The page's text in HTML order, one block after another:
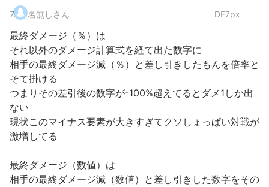
7. 名無しさん DF7px
最終ダメージ（％）は
それ以外のダメージ計算式を経て出た数字に
相手の最終ダメージ減（％）と差し引きしたもんを倍率と
そて掛ける
つまりその差引後の数字が-100%超えてるとダメ1しか出
ない
現状このマイナス要素が大きすぎてクソしょっぱい対戦が
激増してる
最終ダメージ（数値）は
相手の最終ダメージ減（数値）と差し引きした数字をその